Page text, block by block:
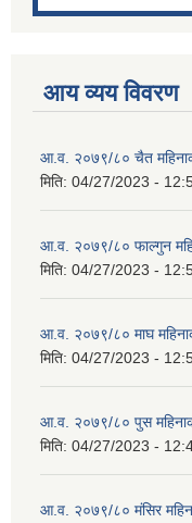
आय व्यय विवरण
आ.व. २०७९/८० चैत
मिति: 04/27/2023 -
आ.व. २०७९/८० फाल्गुन
मिति: 04/27/2023 -
आ.व. २०७९/८० माघ
मिति: 04/27/2023 -
आ.व. २०७९/८० पुस
मिति: 04/27/2023 -
आ.व. २०७९/८० मंसिर